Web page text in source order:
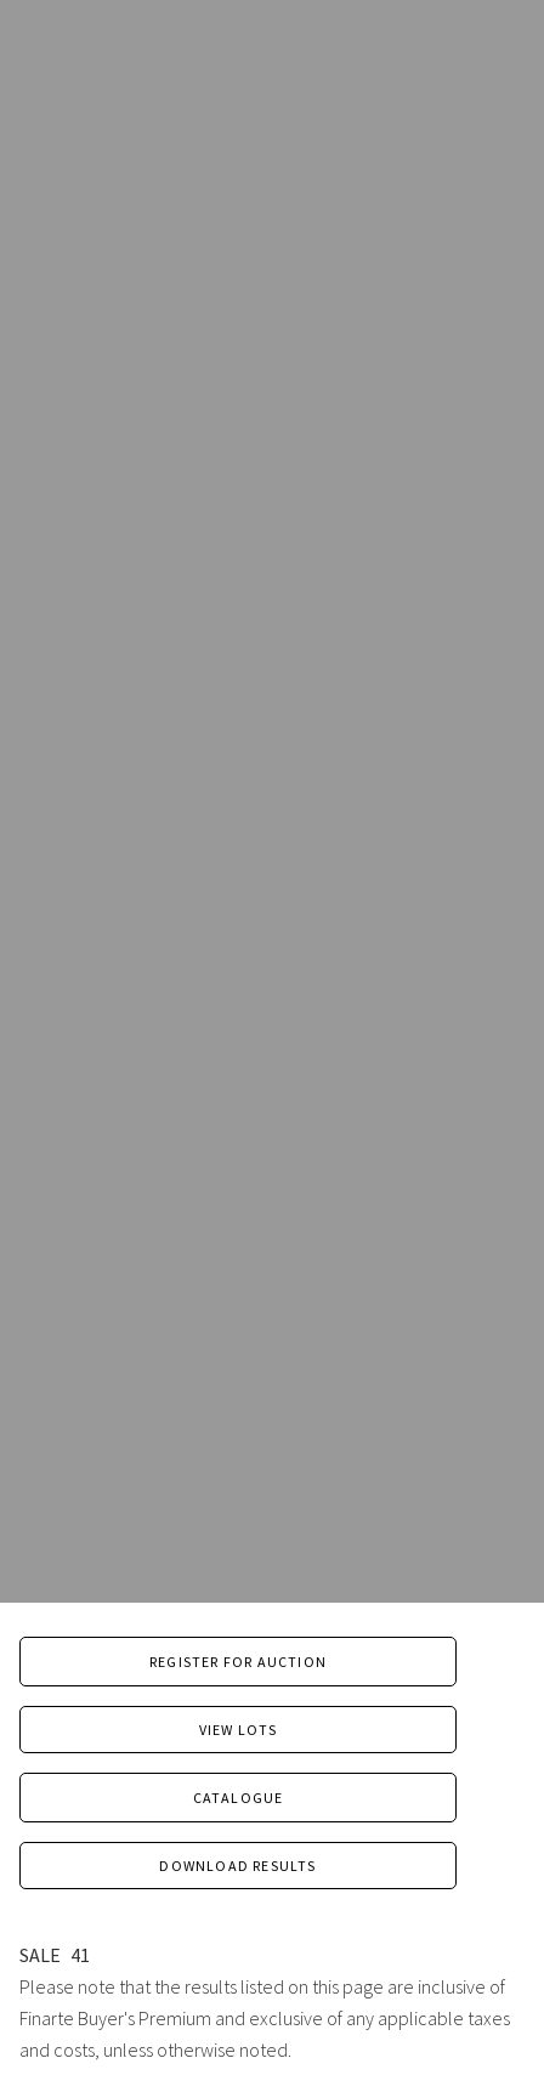
REGISTER FOR AUCTION
VIEW LOTS
CATALOGUE
DOWNLOAD RESULTS
SALE 41
Please note that the results listed on this page are inclusive of
Finarte Buyer's Premium and exclusive of any applicable taxes
and costs, unless otherwise noted.